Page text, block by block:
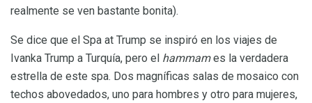
realmente se ven bastante bonita).
Se dice que el Spa at Trump se inspiró en los viajes de
Ivanka Trump a Turquía, pero el hammames la verdadera
estrella de este spa. Dos magníficas salas de mosaico con
techos abovedados, uno para hombres y otro para mujeres,